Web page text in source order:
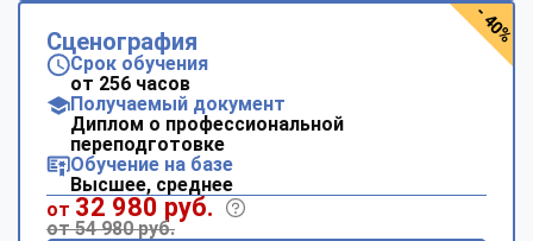
Сценография
Срок обучения
от 256 часов
Получаемый документ
Диплом о профессиональной
переподготовке
Обучение на базе
Высшее, среднее
от 32 980 руб.
от 54 980 руб.
- 40%